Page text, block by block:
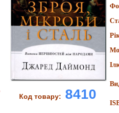
Код товару: 8410